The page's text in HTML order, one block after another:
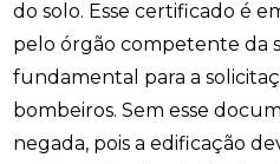
do solo. Esse certificado é
pelo órgão competente da
fundamental para a
bombeiros. Sem esse
negada, pois a edificação